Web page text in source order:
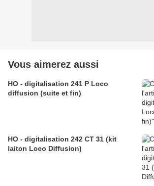
Vous aimerez aussi
HO - digitalisation 241 P Loco
diffusion (suite et fin)
HO - digitalisation 242 CT 31 (kit
laiton Loco Diffusion)